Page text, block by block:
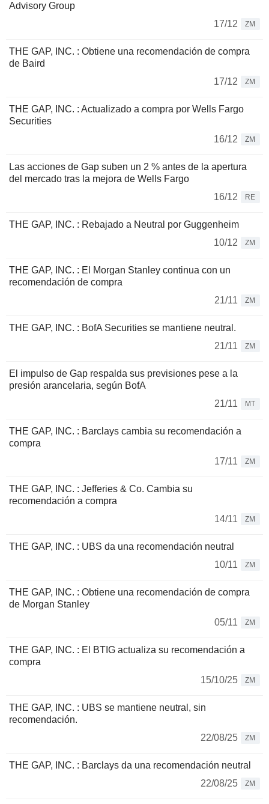
Advisory Group
17/12
ZM
THE GAP, INC. : Obtiene una recomendación de compra
de Baird
17/12
ZM
THE GAP, INC. : Actualizado a compra por Wells Fargo
Securities
16/12
ZM
Las acciones de Gap suben un 2 % antes de la apertura
del mercado tras la mejora de Wells Fargo
16/12
RE
THE GAP, INC. : Rebajado a Neutral por Guggenheim
10/12
ZM
THE GAP, INC. : El Morgan Stanley continua con un
recomendación de compra
21/11
ZM
THE GAP, INC. : BofA Securities se mantiene neutral.
21/11
ZM
El impulso de Gap respalda sus previsiones pese a la
presión arancelaria, según BofA
21/11
MT
THE GAP, INC. : Barclays cambia su recomendación a
compra
17/11
ZM
THE GAP, INC. : Jefferies & Co. Cambia su
recomendación a compra
14/11
ZM
THE GAP, INC. : UBS da una recomendación neutral
10/11
ZM
THE GAP, INC. : Obtiene una recomendación de compra
de Morgan Stanley
05/11
ZM
THE GAP, INC. : El BTIG actualiza su recomendación a
compra
15/10/25
ZM
THE GAP, INC. : UBS se mantiene neutral, sin
recomendación.
22/08/25
ZM
THE GAP, INC. : Barclays da una recomendación neutral
22/08/25
ZM